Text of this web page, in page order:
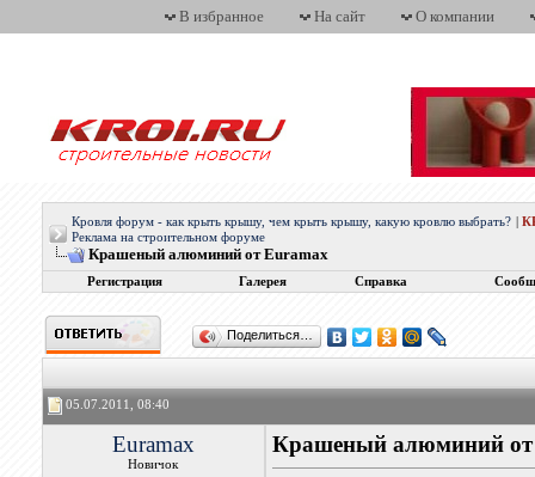
В избранное На сайт О компании
Кровля форум - как крыть крышу, чем крыть крышу, какую кровлю выбрать?
Реклама на строительном форуме
Крашеный алюминий от Euramax
Регистрация Галерея Справка
Поделиться…
05.07.2011, 08:40
Euramax
Новичок
Крашеный алюминий от